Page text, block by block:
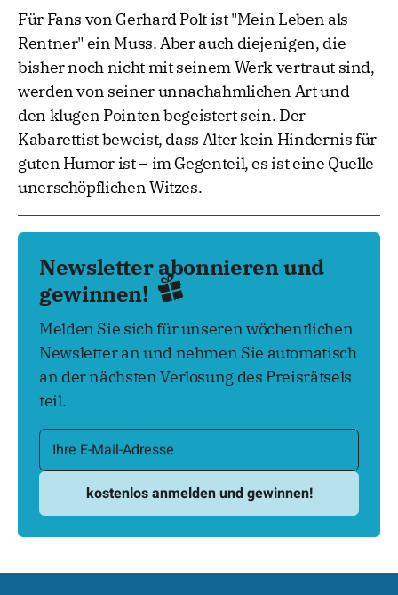
Für Fans von Gerhard Polt ist "Mein Leben als
Rentner" ein Muss. Aber auch diejenigen, die
bisher noch nicht mit seinem Werk vertraut sind,
werden von seiner unnachahmlichen Art und
den klugen Pointen begeistert sein. Der
Kabarettist beweist, dass Alter kein Hindernis für
guten Humor ist – im Gegenteil, es ist eine Quelle
unerschöpflichen Witzes.
Newsletter abonnieren und
gewinnen!
Melden Sie sich für unseren wöchentlichen
Newsletter an und nehmen Sie automatisch
an der nächsten Verlosung des Preisrätsels
teil.